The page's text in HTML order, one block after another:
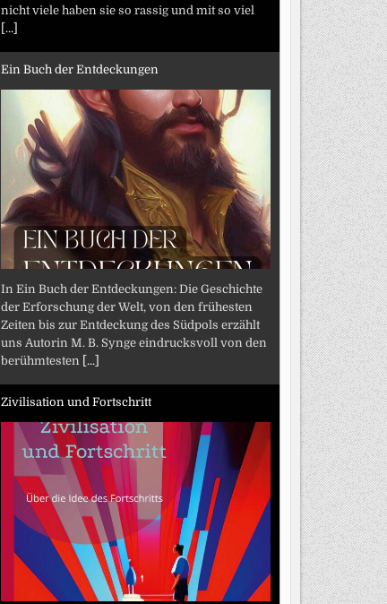
nicht viele haben sie so rassig und mit so viel
[...]
Ein Buch der Entdeckungen
In Ein Buch der Entdeckungen: Die Geschichte
der Erforschung der Welt, von den frühesten
Zeiten bis zur Entdeckung des Südpols erzählt
uns Autorin M. B. Synge eindrucksvoll von den
berühmtesten [...]
Zivilisation und Fortschritt